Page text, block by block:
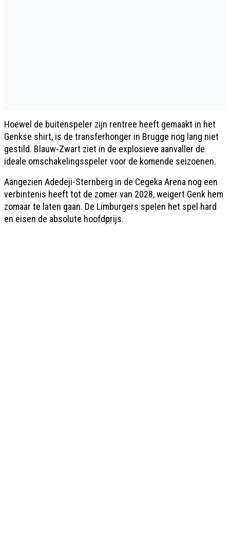
Hoewel de buitenspeler zijn rentree heeft gemaakt in het
Genkse shirt, is de transferhonger in Brugge nog lang niet
gestild. Blauw-Zwart ziet in de explosieve aanvaller de
ideale omschakelingsspeler voor de komende seizoenen.
Aangezien Adedeji-Sternberg in de Cegeka Arena nog een
verbintenis heeft tot de zomer van 2028, weigert Genk hem
zomaar te laten gaan. De Limburgers spelen het spel hard
en eisen de absolute hoofdprijs.